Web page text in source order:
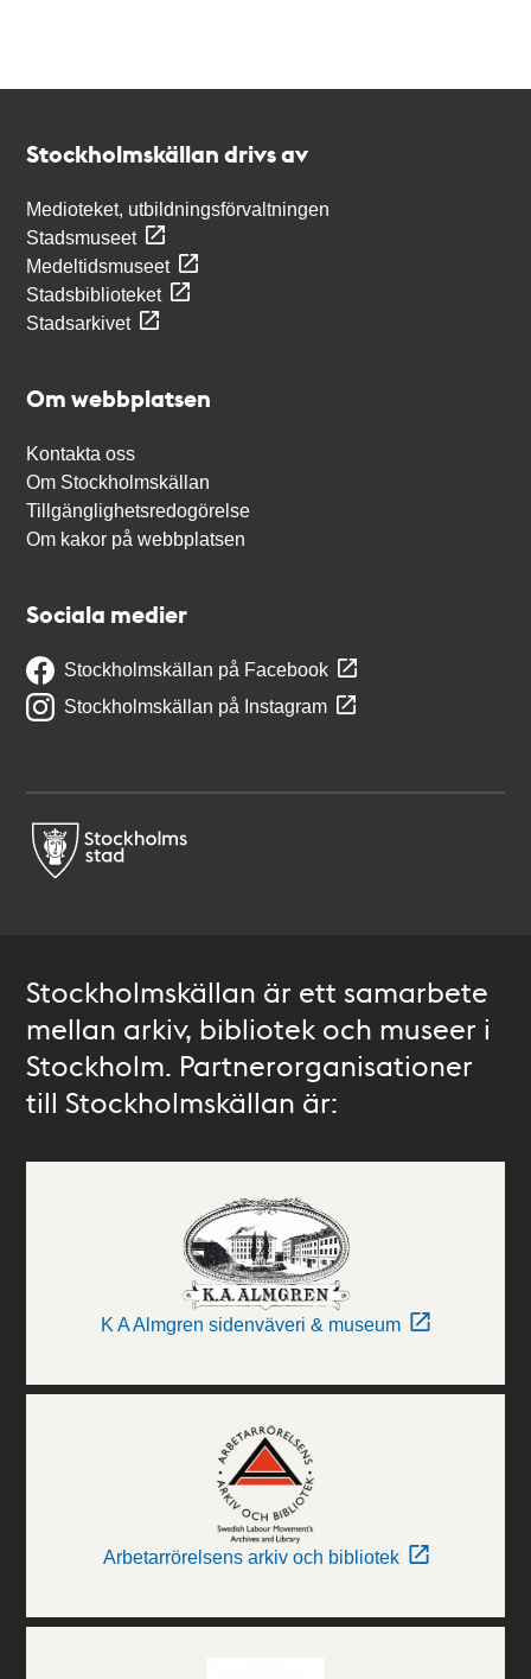
Stockholmskällan drivs av
Medioteket, utbildningsförvaltningen
Stadsmuseet
Medeltidsmuseet
Stadsbiblioteket
Stadsarkivet
Om webbplatsen
Kontakta oss
Om Stockholmskällan
Tillgänglighetsredogörelse
Om kakor på webbplatsen
Sociala medier
Stockholmskällan på Facebook
Stockholmskällan på Instagram
Stockholmskällan är ett samarbete
mellan arkiv, bibliotek och museer i
Stockholm. Partnerorganisationer
till Stockholmskällan är:
K A Almgren sidenväveri & museum
Arbetarrörelsens arkiv och bibliotek